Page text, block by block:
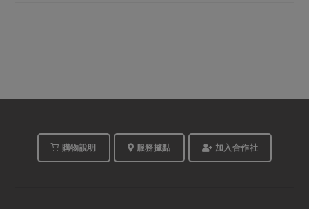
購物說明 服務據點 加入合作社